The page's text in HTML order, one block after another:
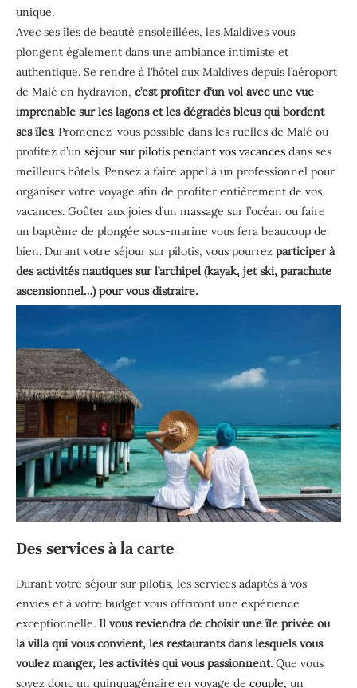
unique.
Avec ses îles de beauté ensoleillées, les Maldives vous
plongent également dans une ambiance intimiste et
authentique. Se rendre à l’hôtel aux Maldives depuis l’aéroport
de Malé en hydravion, c’est profiter d’un vol avec une vue
imprenable sur les lagons et les dégradés bleus qui bordent
ses îles. Promenez-vous possible dans les ruelles de Malé ou
profitez d’un séjour sur pilotis pendant vos vacances dans ses
meilleurs hôtels. Pensez à faire appel à un professionnel pour
organiser votre voyage afin de profiter entièrement de vos
vacances. Goûter aux joies d’un massage sur l’océan ou faire
un baptême de plongée sous-marine vous fera beaucoup de
bien. Durant votre séjour sur pilotis, vous pourrez participer à
des activités nautiques sur l’archipel (kayak, jet ski, parachute
ascensionnel…) pour vous distraire.
Des services à la carte
Durant votre séjour sur pilotis, les services adaptés à vos
envies et à votre budget vous offriront une expérience
exceptionnelle. Il vous reviendra de choisir une île privée ou
la villa qui vous convient, les restaurants dans lesquels vous
voulez manger, les activités qui vous passionnent. Que vous
soyez donc un quinquagénaire en voyage de couple, un